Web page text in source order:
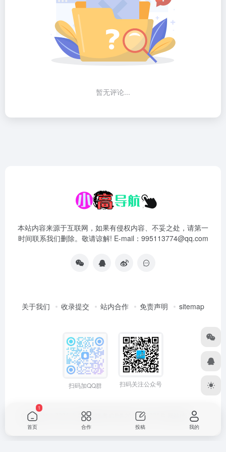
暂无评论...
本站内容来源于互联网，如果有侵权内容、不妥之处，请第一
时间联系我们删除。敬请谅解! E-mail：995113774@qq.com
关于我们 收录提交 站内合作 免责声明 sitemap
扫码加QQ群 扫码关注公众号
Copyright © 2026 小高导航网 粤ICP备2021165775号 网站统计
首页
1
合作 投稿 我的